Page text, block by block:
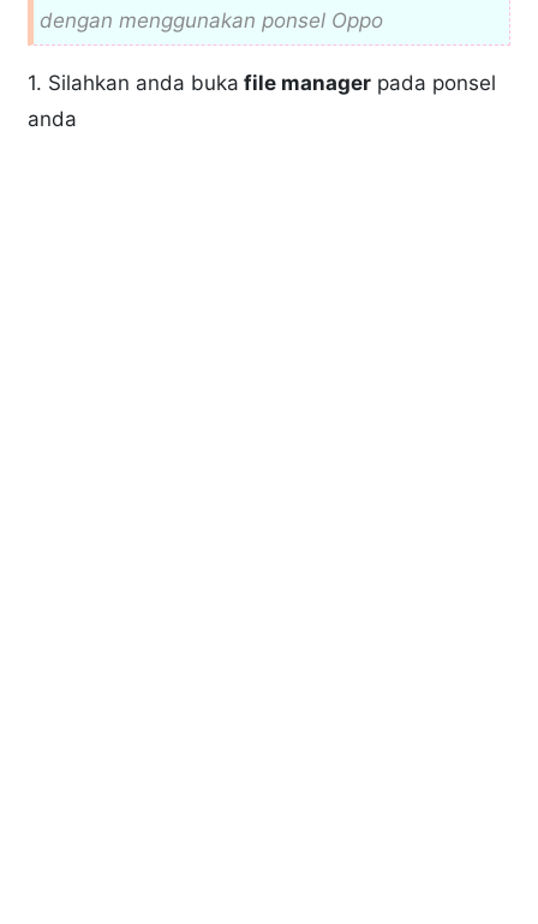
dengan menggunakan ponsel Oppo
1. Silahkan anda buka file manager pada ponsel
anda